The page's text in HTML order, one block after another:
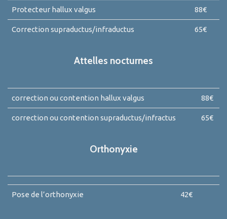
Protecteur hallux valgus 88€
Correction supraductus/infraductus 65€
Attelles nocturnes
correction ou contention hallux valgus 88€
correction ou contention supraductus/infractus 65€
Orthonyxie
Pose de l’orthonyxie 42€